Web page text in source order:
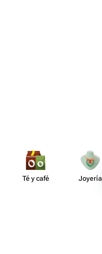
Té y café Joyería